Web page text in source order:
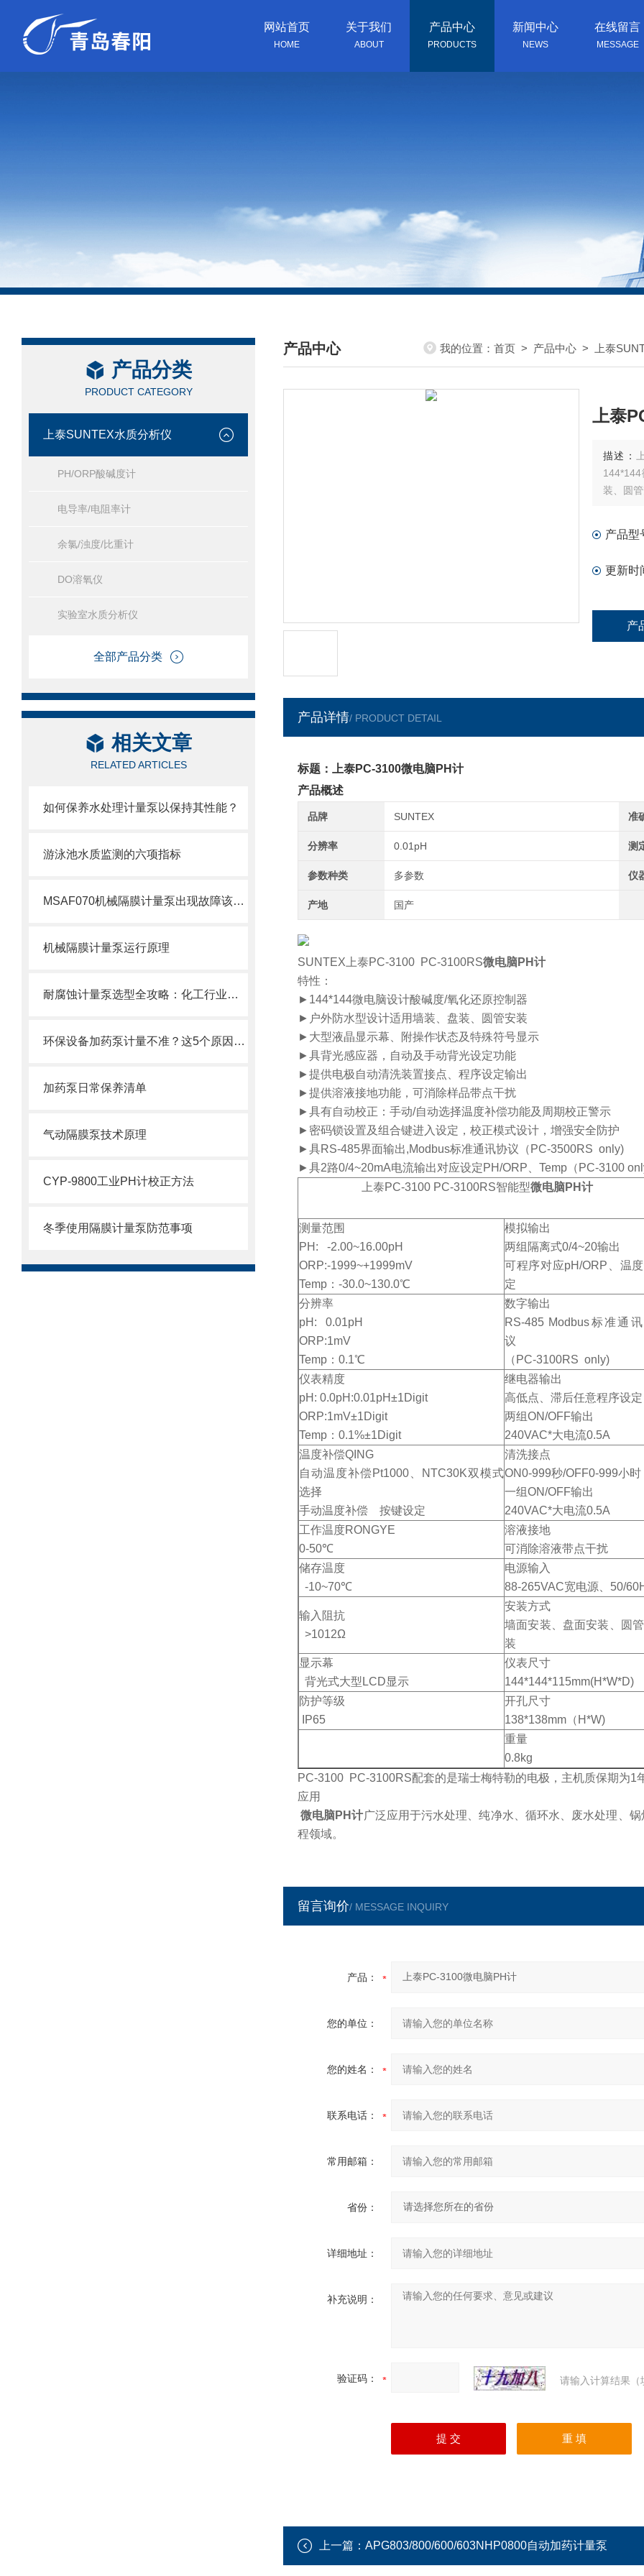
网站首页
HOME
关于我们
ABOUT
产品中心
PRODUCTS
新闻中心
NEWS
在线留言
MESSAGE
产品分类
PRODUCT CATEGORY
上泰SUNTEX水质分析仪
PH/ORP酸碱度计
电导率/电阻率计
余氯/浊度/比重计
DO溶氧仪
实验室水质分析仪
全部产品分类
相关文章
RELATED ARTICLES
如何保养水处理计量泵以保持其性能？
游泳池水质监测的六项指标
MSAF070机械隔膜计量泵出现故障该如何处理呢？
机械隔膜计量泵运行原理
耐腐蚀计量泵选型全攻略：化工行业精准加药如何选对设备
环保设备加药泵计量不准？这5个原因你可能没想到
加药泵日常保养清单
气动隔膜泵技术原理
CYP-9800工业PH计校正方法
冬季使用隔膜计量泵防范事项
产品中心
/ PRODUCTS CENTER
我的位置： 首页 > 产品中心 > 上泰
上泰
描述：
装、圆
产品型
更新时
产
产品详情/ PRODUCT DETAIL
标题：上泰PC-3100微电脑PH计
产品概述
品牌 SUNTEX 准
分辨率 0.01pH 测
参数种类 多参数 仪
产地 国产
SUNTEX上泰PC-3100 PC-3100RS微电脑PH计
特性 ：
► 144*144微电脑设计酸碱度/氧化还原控制器
► 户外防水型设计适用墙装、盘装、圆管安装
► 大型液晶显示幕、附操作状态及特殊符号显示
► 具背光感应器，自动及手动背光设定功能
►提供电极自动清洗装置接点、程序设定输出
►提供溶液接地功能，可消除样品带点干扰
►具有自动校正：手动/自动选择温度补偿功能及周期校正警示
►密码锁设置及组合键进入设定，校正模式设计，增强安全防护
►具RS-485界面输出,Modbus标准通讯协议（PC-3500RS only)
►具2路0/4~20mA电流输出对应设定PH/ORP、Temp（PC-3100
上泰PC-3100 PC-3100RS智能型微电脑PH计
测量范围
PH: -2.00~16.00pH
ORP:-1999~+1999mV
Temp：-30.0~130.0℃
模拟输出
两组隔离式0/4~20输出
可程序对应pH/ORP、温
定
分辨率
pH: 0.01pH
ORP:1mV
Temp：0.1℃
数字输出
RS-485 Modbus标准通
议
（PC-3100RS only)
仪表精度
pH: 0.0pH:0.01pH±1Digit
ORP:1mV±1Digit
Temp：0.1%±1Digit
继电器输出
高低点、滞后任意程序设定
两组ON/OFF输出
240VAC*大电流0.5A
温度补偿QING
自动温度补偿Pt1000、NTC30K双模式
选择
手动温度补偿 按键设定
清洗接点
ON0-999秒/OFF0-999小时
一组ON/OFF输出
240VAC*大电流0.5A
工作温度RONGYE
0-50℃
溶液接地
可消除溶液带点干扰
储存温度
-10~70℃
电源输入
88-265VAC宽电源、50/
输入阻抗
>1012Ω
安装方式
墙面安装、盘面安装、圆
装
显示幕
背光式大型LCD显示
仪表尺寸
144*144*115mm(H*W*D)
防护等级
IP65
开孔尺寸
138*138mm（H*W)
重量
0.8kg
PC-3100 PC-3100RS配套的是瑞士梅特勒的电极，主机质保期为1
应用
微电脑PH计广泛应用于污水处理、纯净水、循环水、废水处理、
程领域。
留言询价/ MESSAGE INQUIRY
产品：
您的单位：
您的姓名：
联系电话：
常用邮箱：
省份：
详细地址：
补充说明：
验证码： 请输入计算结果（
上一篇： APG803/800/600/603NHP0800自动加药计量泵